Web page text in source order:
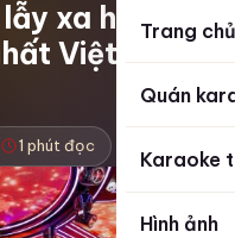
Trang chủ
Quán
Karaoke
Hình ảnh
xa hoa VIP
Việt Nam
1 phút đọc